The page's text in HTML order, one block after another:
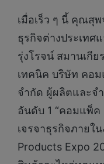
เมื่อเร็ว ๆ นี้ คุณสุ
ธุรกิจต่างประเทศ
รุ่งโรจน์ สมานเกี
เทคนิค บริษัท คอ
จำกัด ผู้ผลิตและจ
อันดับ 1 “คอมแพ็ค
เจรจาธุรกิจภายใ
Products Expo